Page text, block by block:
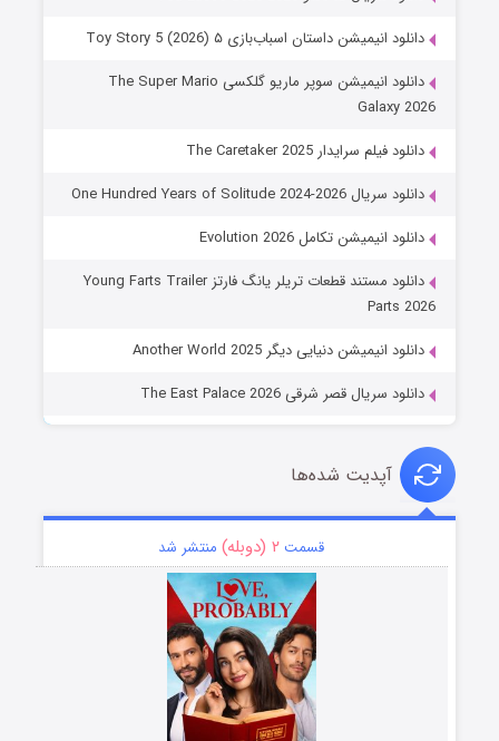
دانلود انیمیشن داستان اسباب‌بازی ۵ Toy Story 5 (2026)
دانلود انیمیشن سوپر ماریو گلکسی The Super Mario
Galaxy 2026
دانلود فیلم سرایدار The Caretaker 2025
دانلود سریال One Hundred Years of Solitude 2024-2026
دانلود انیمیشن تکامل Evolution 2026
دانلود مستند قطعات تریلر یانگ فارتز Young Farts Trailer
Parts 2026
دانلود انیمیشن دنیایی دیگر Another World 2025
دانلود سریال قصر شرقی The East Palace 2026
آپدیت شده‌ها
قسمت ۲ (دوبله) منتشر شد